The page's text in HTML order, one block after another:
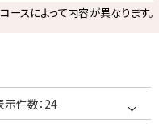
コースによって内容が異なります。